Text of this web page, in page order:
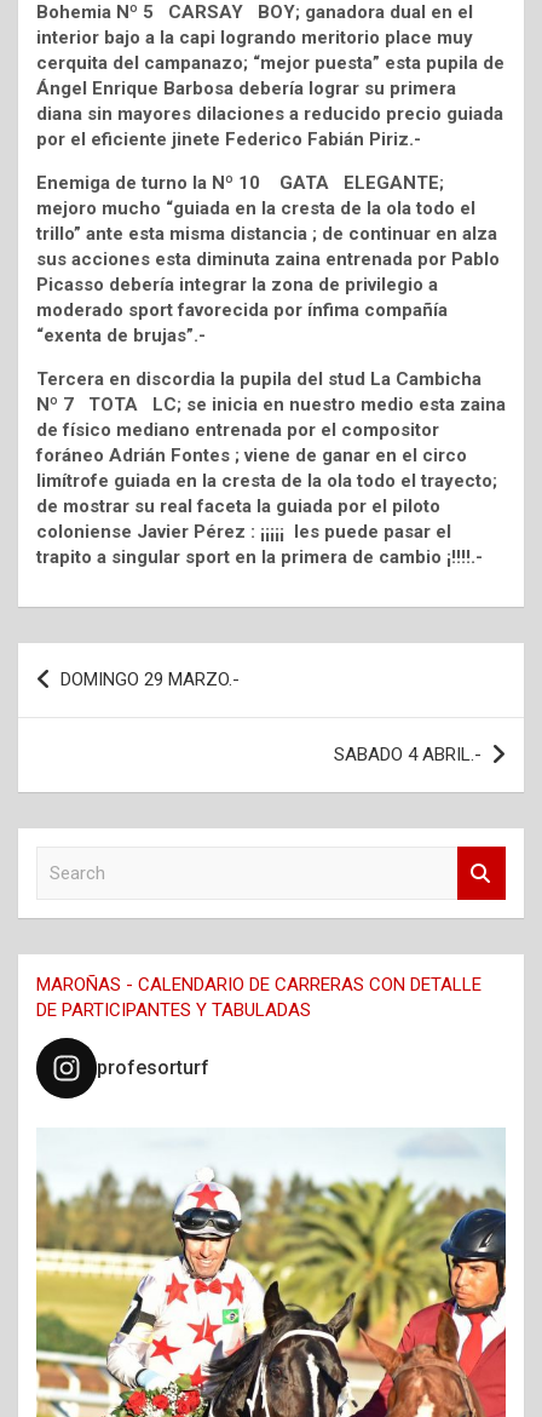
Bohemia Nº 5 CARSAY BOY; ganadora dual en el
interior bajo a la capi logrando meritorio place muy
cerquita del campanazo; “mejor puesta” esta pupila de
Ángel Enrique Barbosa debería lograr su primera
diana sin mayores dilaciones a reducido precio guiada
por el eficiente jinete Federico Fabián Piriz.-
Enemiga de turno la Nº 10 GATA ELEGANTE;
mejoro mucho “guiada en la cresta de la ola todo el
trillo” ante esta misma distancia ; de continuar en alza
sus acciones esta diminuta zaina entrenada por Pablo
Picasso debería integrar la zona de privilegio a
moderado sport favorecida por ínfima compañía
“exenta de brujas”.-
Tercera en discordia la pupila del stud La Cambicha
Nº 7 TOTA LC; se inicia en nuestro medio esta zaina
de físico mediano entrenada por el compositor
foráneo Adrián Fontes ; viene de ganar en el circo
limítrofe guiada en la cresta de la ola todo el trayecto;
de mostrar su real faceta la guiada por el piloto
coloniense Javier Pérez : ¡¡¡¡¡ les puede pasar el
trapito a singular sport en la primera de cambio ¡!!!!.-
Navegación
de
DOMINGO 29 MARZO.-
SABADO 4 ABRIL.-
c
h
MAROÑAS - CALENDARIO DE CARRERAS CON DETALLE
DE PARTICIPANTES Y TABULADAS
profesorturf